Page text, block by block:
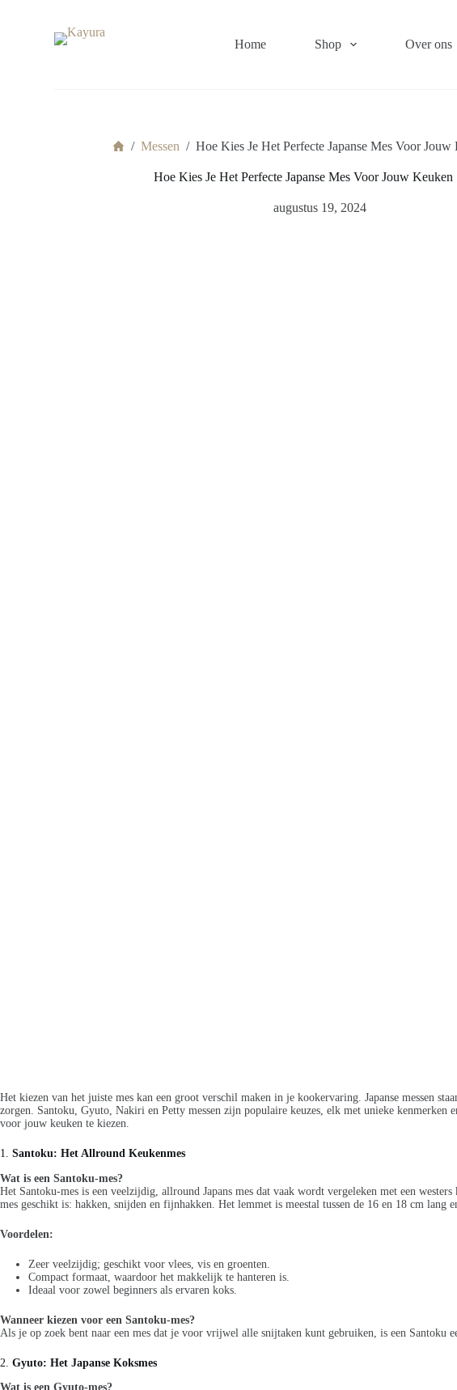
Home Shop Over ons
Home
/ Messen / Hoe Kies Je Het Perfecte Japanse Mes Voor Jouw
Hoe Kies Je Het Perfecte Japanse Mes Voor Jouw Keuken
augustus 19, 2024
Het kiezen van het juiste mes kan een groot verschil maken in je kookervaring. Japanse messen
zorgen. Santoku, Gyuto, Nakiri en Petty messen zijn populaire keuzes, elk met unieke kenmerken
voor jouw keuken te kiezen.
1. Santoku: Het Allround Keukenmes
Wat is een Santoku-mes?
Het Santoku-mes is een veelzijdig, allround Japans mes dat vaak wordt vergeleken met een
mes geschikt is: hakken, snijden en fijnhakken. Het lemmet is meestal tussen de 16 en 18 cm
Voordelen:
Zeer veelzijdig; geschikt voor vlees, vis en groenten.
Compact formaat, waardoor het makkelijk te hanteren is.
Ideaal voor zowel beginners als ervaren koks.
Wanneer kiezen voor een Santoku-mes?
Als je op zoek bent naar een mes dat je voor vrijwel alle snijtaken kunt gebruiken, is een Santoku
2. Gyuto: Het Japanse Koksmes
Wat is een Gyuto-mes?